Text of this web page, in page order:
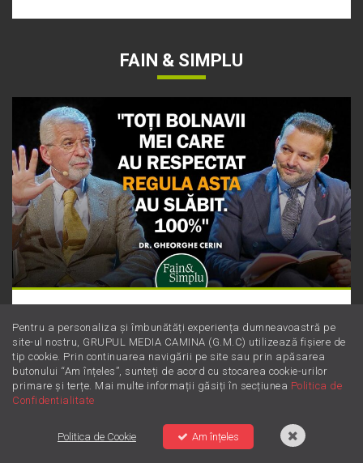
FAIN & SIMPLU
Dieta Cerin: cum să slăbești sănătos
fără să numeri obsesiv caloriile
Pentru a personaliza și îmbunătăți experiența dumneavoastră pe
site-ul nostru, GRUPUL MEDIA CAMINA (G.M.C) utilizează fișiere de
tip cookie. Prin continuarea navigării pe site sau prin apăsarea
butonului “Am înțeles”, sunteți de acord cu stocarea cookie-urilor
primare și terțe. Mai multe informații găsiți în secțiunea Politica de
Confidentialitate
Politica de Cookie Am înțeles